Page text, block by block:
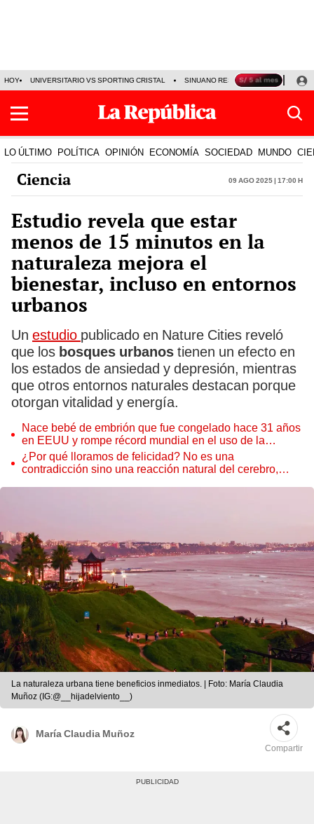
HOY UNIVERSITARIO VS SPORTING CRISTAL SINUANO RESULTADOS HOY
LO ÚLTIMO POLÍTICA OPINIÓN ECONOMÍA SOCIEDAD MUNDO
Ciencia 09 Ago 2025 | 17:00 h
Estudio revela que estar
menos de 15 minutos en la
naturaleza mejora el
bienestar, incluso en entornos
urbanos
Un estudio publicado en Nature Cities reveló
que los bosques urbanos tienen un efecto en
los estados de ansiedad y depresión, mientras
que otros entornos naturales destacan porque
otorgan vitalidad y energía.
Nace bebé de embrión que fue congelado hace 31 años
en EEUU y rompe récord mundial en el uso de la
fecundación in vitro
¿Por qué lloramos de felicidad? No es una
contradicción sino una reacción natural del cerebro,
La naturaleza urbana tiene beneficios inmediatos. | Foto: María Claudia
Muñoz (IG:@__hijadelviento__)
María Claudia Muñoz
Compartir